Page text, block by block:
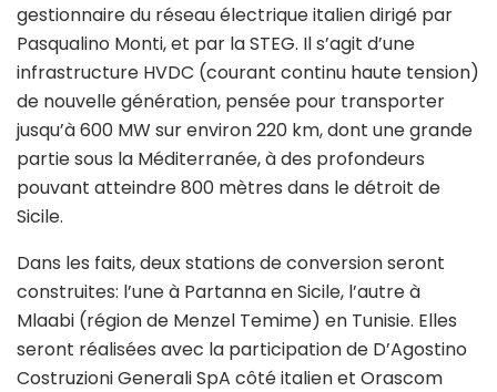
gestionnaire du réseau électrique italien dirigé par
Pasqualino Monti, et par laSTEG. Il s’agit d’une
infrastructure HVDC (courant continu haute tension)
de nouvelle génération, pensée pour transporter
jusqu’à 600 MW sur environ 220 km, dont une grande
partie sous la Méditerranée, à des profondeurs
pouvant atteindre 800 mètres dans le détroit de
Sicile.
Dans les faits, deux stations de conversion seront
construites: l’une à Partanna en Sicile, l’autre à
Mlaabi (région de Menzel Temime) en Tunisie. Elles
seront réalisées avec la participation de D’Agostino
Costruzioni Generali SpA côté italien et Orascom